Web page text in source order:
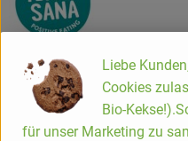
TerraSana Natuurvoeding BV
NL 2450 AB Leimuiden
TERRA SANA - positive
Liebe
Cookies
Bio-
für unser Marketing zu